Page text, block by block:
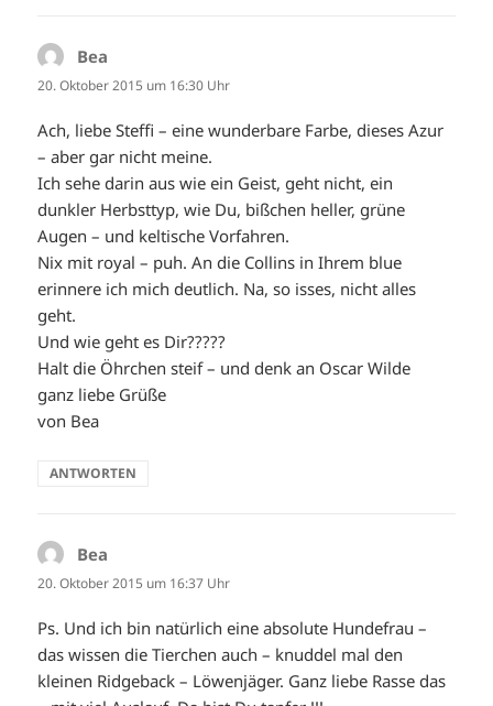
Bea
20. Oktober 2015 um 16:30 Uhr
Ach, liebe Steffi – eine wunderbare Farbe, dieses Azur
– aber gar nicht meine.
Ich sehe darin aus wie ein Geist, geht nicht, ein
dunkler Herbsttyp, wie Du, bißchen heller, grüne
Augen – und keltische Vorfahren.
Nix mit royal – puh. An die Collins in Ihrem blue
erinnere ich mich deutlich. Na, so isses, nicht alles
geht.
Und wie geht es Dir?????
Halt die Öhrchen steif – und denk an Oscar Wilde
ganz liebe Grüße
von Bea
ANTWORTEN
Bea
20. Oktober 2015 um 16:37 Uhr
Ps. Und ich bin natürlich eine absolute Hundefrau –
das wissen die Tierchen auch – knuddel mal den
kleinen Ridgeback – Löwenjäger. Ganz liebe Rasse das